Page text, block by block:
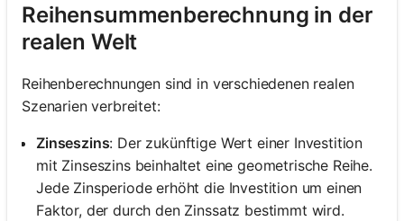
Reihensummenberechnung in der
realen Welt
Reihenberechnungen sind in verschiedenen realen
Szenarien verbreitet:
Zinseszins: Der zukünftige Wert einer Investition
mit Zinseszins beinhaltet eine geometrische Reihe.
Jede Zinsperiode erhöht die Investition um einen
Faktor, der durch den Zinssatz bestimmt wird.